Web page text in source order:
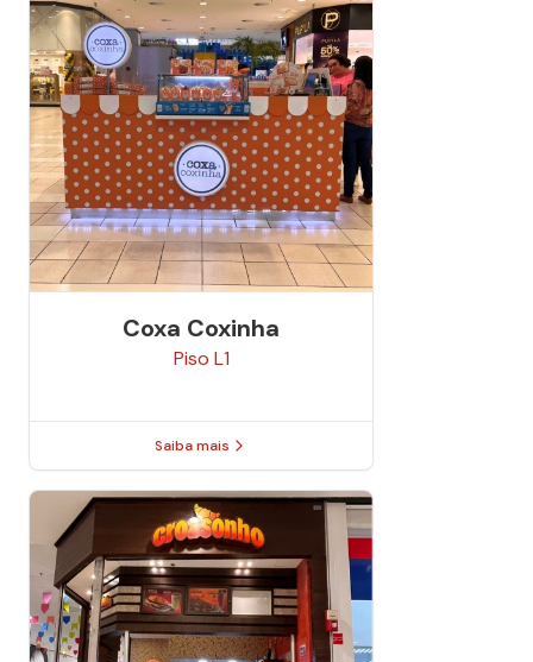
Coxa Coxinha
Piso L1
Saiba mais